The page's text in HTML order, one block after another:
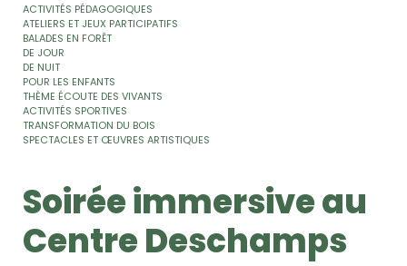
ACTIVITÉS PÉDAGOGIQUES
ATELIERS ET JEUX PARTICIPATIFS
BALADES EN FORÊT
DE JOUR
DE NUIT
POUR LES ENFANTS
THÈME ÉCOUTE DES VIVANTS
ACTIVITÉS SPORTIVES
TRANSFORMATION DU BOIS
SPECTACLES ET ŒUVRES ARTISTIQUES
Soirée immersive au
Centre Deschamps